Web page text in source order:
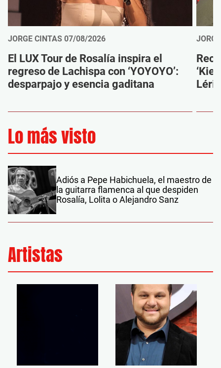
JORGE CINTAS 07/08/2026
El LUX Tour de Rosalía inspira el
regreso de Lachispa con ‘YOYOYO’:
desparpajo y esencia gaditana
Lo más visto
Adiós a Pepe Habichuela, el maestro de
la guitarra flamenca al que despiden
Rosalía, Lolita o Alejandro Sanz
Artistas